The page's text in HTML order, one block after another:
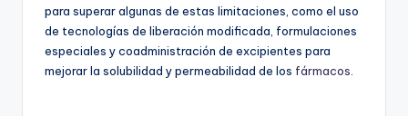
para superar algunas de estas limitaciones, como el uso
de tecnologías de liberación modificada, formulaciones
especiales y coadministración de excipientes para
mejorar la solubilidad y permeabilidad de los fármacos.